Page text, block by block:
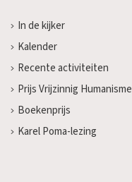
In de kijker
Kalender
Recente activiteiten
Prijs Vrijzinnig Humanisme
Boekenprijs
Karel Poma-lezing